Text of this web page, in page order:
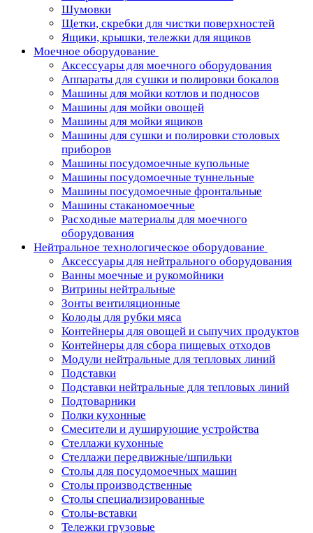
Шумовки
Щетки, скребки для чистки поверхностей
Ящики, крышки, тележки для ящиков
Моечное оборудование
Аксессуары для моечного оборудования
Аппараты для сушки и полировки бокалов
Машины для мойки котлов и подносов
Машины для мойки овощей
Машины для мойки ящиков
Машины для сушки и полировки столовых
приборов
Машины посудомоечные купольные
Машины посудомоечные туннельные
Машины посудомоечные фронтальные
Машины стаканомоечные
Расходные материалы для моечного
оборудования
Нейтральное технологическое оборудование
Аксессуары для нейтрального оборудования
Ванны моечные и рукомойники
Витрины нейтральные
Зонты вентиляционные
Колоды для рубки мяса
Контейнеры для овощей и сыпучих продуктов
Контейнеры для сбора пищевых отходов
Модули нейтральные для тепловых линий
Подставки
Подставки нейтральные для тепловых линий
Подтоварники
Полки кухонные
Смесители и душирующие устройства
Стеллажи кухонные
Стеллажи передвижные/шпильки
Столы для посудомоечных машин
Столы производственные
Столы специализированные
Столы-вставки
Тележки грузовые